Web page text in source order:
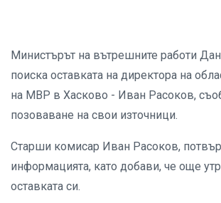
Министърът на вътрешните работи
поиска оставката на директора на
на МВР в Хасково - Иван Расоков,
позоваване на свои източници.
Старши комисар Иван Расоков,
информацията, като добави, че още
оставката си.